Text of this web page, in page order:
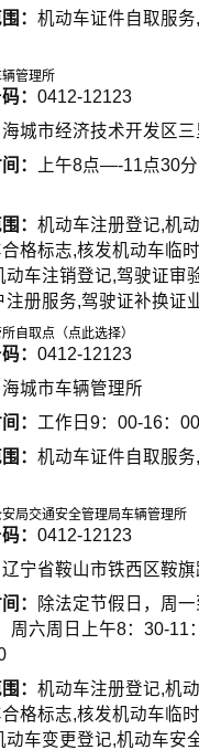
： 机动车证件自取服
管理所
： 0412-12123
海城市经济技术开发区三
：
上午8点—-11点30
： 机动车注册登记,机
格标志,核发机动车临
动车注销登记,驾驶证审
注册服务,驾驶证补换证
自取点（点此选择）
： 0412-12123
海城市车辆管理所
： 工作日9：00-16：00
： 机动车证件自取服
局交通安全管理局车辆管理所
： 0412-12123
辽宁省鞍山市铁西区鞍旗
：
除法定节假日，周
周六周日上午8：30-11
： 机动车注册登记,机
格标志,核发机动车临
动车变更登记,机动车安